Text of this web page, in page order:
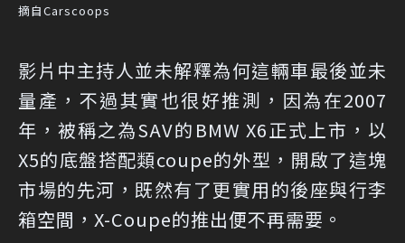
摘自Carscoops
影片中主持人並未解釋為何這輛車最後並未
量產，不過其實也很好推測，因為在2007
年，被稱之為SAV的BMW X6正式上市，以
X5的底盤搭配類coupe的外型，開啟了這塊
市場的先河，既然有了更實用的後座與行李
箱空間，X-Coupe的推出便不再需要。